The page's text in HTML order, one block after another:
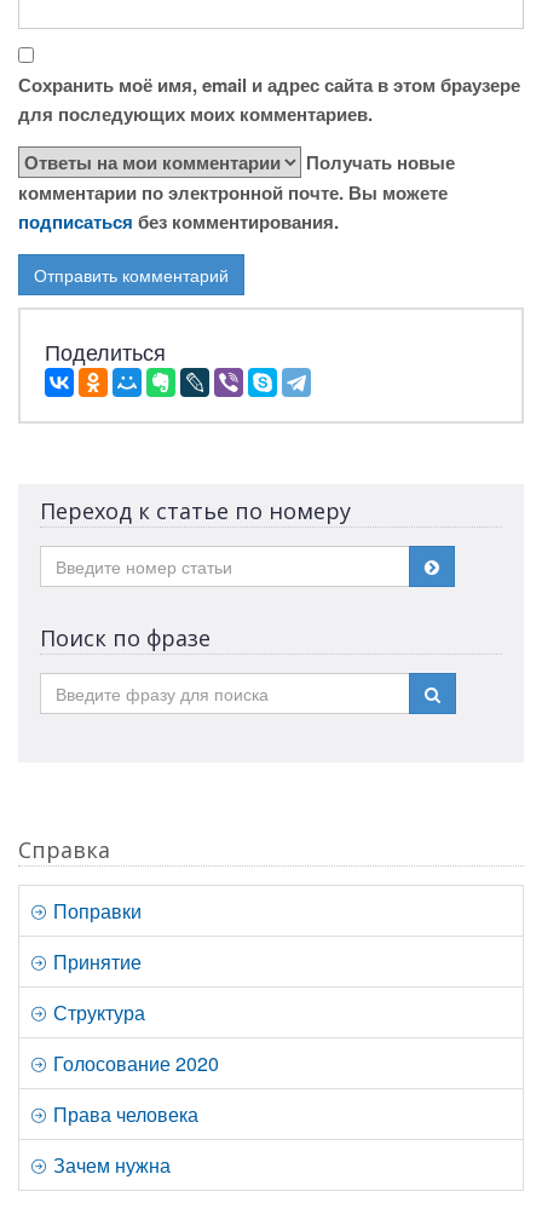
Сохранить моё имя, email и адрес сайта в этом браузере
для последующих моих комментариев.
Получать новые
комментарии по электронной почте. Вы можете
подписаться без комментирования.
Поделиться
Переход к статье по номеру
Поиск по фразе
Справка
Поправки
Принятие
Структура
Голосование 2020
Права человека
Зачем нужна